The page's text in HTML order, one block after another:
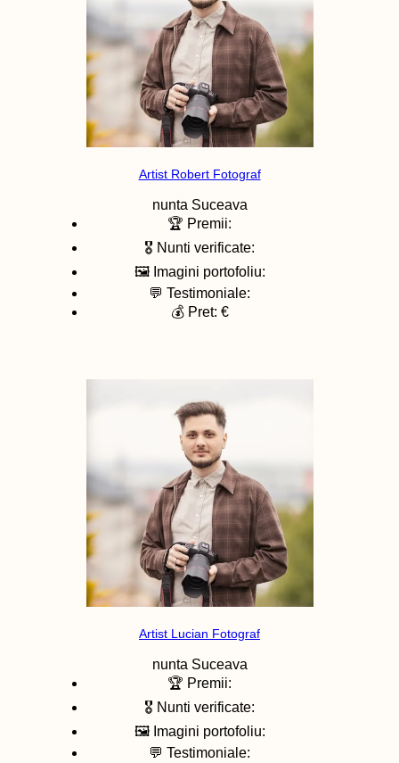
Artist Robert Fotograf
nunta Suceava
🏆 Premii:
🎖️ Nunti verificate:
🖼️ Imagini portofoliu:
💬 Testimoniale:
💰 Pret: €
Artist Lucian Fotograf
nunta Suceava
🏆 Premii:
🎖️ Nunti verificate:
🖼️ Imagini portofoliu:
💬 Testimoniale: